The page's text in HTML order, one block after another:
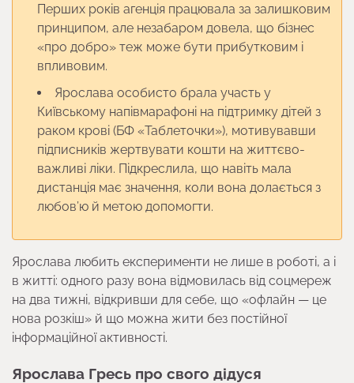
Перших років агенція працювала за залишковим
принципом, але незабаром довела, що бізнес
«про добро» теж може бути прибутковим і
впливовим.
Ярослава особисто брала участь у
Київському напівмарафоні на підтримку дітей з
раком крові (БФ «Таблеточки»), мотивувавши
підписників жертвувати кошти на життєво-
важливі ліки. Підкреслила, що навіть мала
дистанція має значення, коли вона долається з
любов’ю й метою допомогти.
Ярослава любить експерименти не лише в роботі, а і
в житті: одного разу вона відмовилась від соцмереж
на два тижні, відкривши для себе, що «офлайн — це
нова розкіш» й що можна жити без постійної
інформаційної активності.
Ярослава Гресь про свого дідуся